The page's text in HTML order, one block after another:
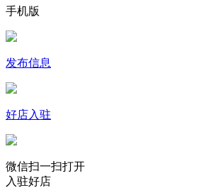
手机版
发布信息
好店入驻
微信扫一扫打开
入驻好店